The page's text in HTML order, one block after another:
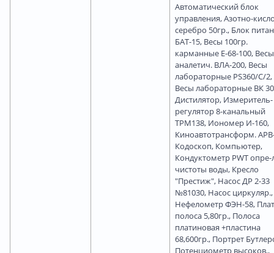
Автоматический блок
управления, Азотно-
серебро 50гр., Блок
БАТ-15, Весы 100гр.
карманные Е-68-100, Весы
аналетич. ВЛА-200, Весы
лабораторные PS360/C/2,
Весы лабораторные ВК
Дистилятор, Измеритель-
регулятор 8-канальный
ТРМ138, Иономер И-160,
Киноавтотрансформ.
Кодоскоп, Компьютер,
Кондуктометр PWT опре-
чистоты воды, Кресло
"Престиж", Насос ДР 2-33
№81030, Насос циркуляр.,
Нефелометр ФЭН-58,
полоса 5,80гр., Полоса
платиновая +пластина
68,600гр., Портрет
Потенциометр высоков.,